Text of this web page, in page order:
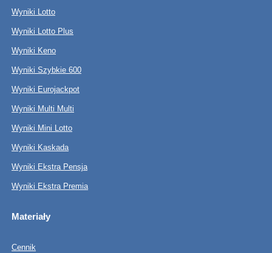
Wyniki Lotto
Wyniki Lotto Plus
Wyniki Keno
Wyniki Szybkie 600
Wyniki Eurojackpot
Wyniki Multi Multi
Wyniki Mini Lotto
Wyniki Kaskada
Wyniki Ekstra Pensja
Wyniki Ekstra Premia
Materiały
Cennik